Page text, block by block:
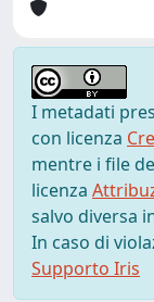
I metadati
con licenza
mentre i file
licenza
salvo diversa
In caso di
Supporto Iris